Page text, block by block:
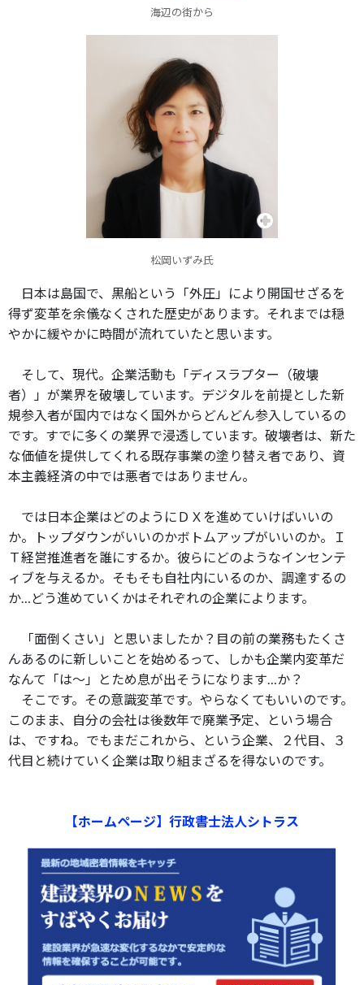
海辺の街から
松岡いずみ氏
日本は島国で、黒船という「外圧」により開国せざるを
得ず変革を余儀なくされた歴史があります。それまでは穏
やかに緩やかに時間が流れていたと思います。
そして、現代。企業活動も「ディスラプター（破壊
者）」が業界を破壊しています。デジタルを前提とした新
規参入者が国内ではなく国外からどんどん参入しているの
です。すでに多くの業界で浸透しています。破壊者は、新た
な価値を提供してくれる既存事業の塗り替え者であり、資
本主義経済の中では悪者ではありません。
では日本企業はどのようにＤＸを進めていけばいいの
か。トップダウンがいいのかボトムアップがいいのか。Ｉ
Ｔ経営推進者を誰にするか。彼らにどのようなインセンテ
ィブを与えるか。そもそも自社内にいるのか、調達するの
か…どう進めていくかはそれぞれの企業によります。
「面倒くさい」と思いましたか？目の前の業務もたくさ
んあるのに新しいことを始めるって、しかも企業内変革だ
なんて「は～」とため息が出そうになります…か？
そこです。その意識変革です。やらなくてもいいのです。
このまま、自分の会社は後数年で廃業予定、という場合
は、ですね。でもまだこれから、という企業、２代目、３
代目と続けていく企業は取り組まざるを得ないのです。
【ホームページ】行政書士法人シトラス